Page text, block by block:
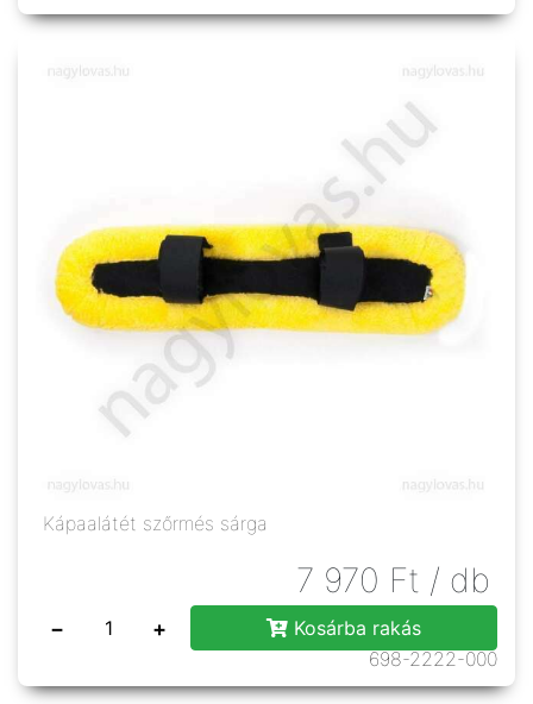
Kápaalátét szőrmés sárga
7 970 Ft / db
− +
Kosárba rakás
698-2222-000